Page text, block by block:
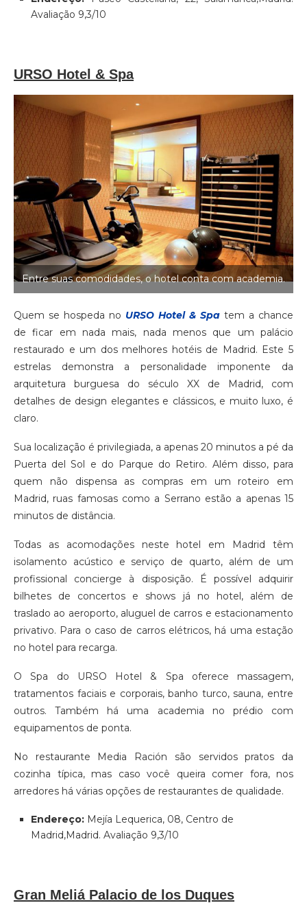
Avaliação 9,3/10
URSO Hotel & Spa
Entre suas comodidades, o hotel conta com academia.
Quem se hospeda no URSO Hotel & Spa tem a chance
de ficar em nada mais, nada menos que um palácio
restaurado e um dos melhores hotéis de Madrid. Este 5
estrelas demonstra a personalidade imponente da
arquitetura burguesa do século XX de Madrid, com
detalhes de design elegantes e clássicos, e muito luxo, é
claro.
Sua localização é privilegiada, a apenas 20 minutos a pé da
Puerta del Sol e do Parque do Retiro. Além disso, para
quem não dispensa as compras em um roteiro em
Madrid, ruas famosas como a Serrano estão a apenas 15
minutos de distância.
Todas as acomodações neste hotel em Madrid têm
isolamento acústico e serviço de quarto, além de um
profissional concierge à disposição. É possível adquirir
bilhetes de concertos e shows já no hotel, além de
traslado ao aeroporto, aluguel de carros e estacionamento
privativo. Para o caso de carros elétricos, há uma estação
no hotel para recarga.
O Spa do URSO Hotel & Spa oferece massagem,
tratamentos faciais e corporais, banho turco, sauna, entre
outros. Também há uma academia no prédio com
equipamentos de ponta.
No restaurante Media Ración são servidos pratos da
cozinha típica, mas caso você queira comer fora, nos
arredores há várias opções de restaurantes de qualidade.
Endereço: Mejía Lequerica, 08, Centro de
Madrid,Madrid. Avaliação 9,3/10
Gran Meliá Palacio de los Duques